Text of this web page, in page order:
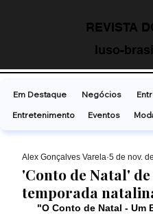
REVISTA
luso-
'Conto de Natal'
temporada
Alex Gonçalves Varela 5 de nov.
"O Conto de Natal - Um
Em Destaque Negócios
Entretenimento
Eventos